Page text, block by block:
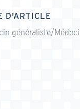
D'ARTICLE
généraliste/